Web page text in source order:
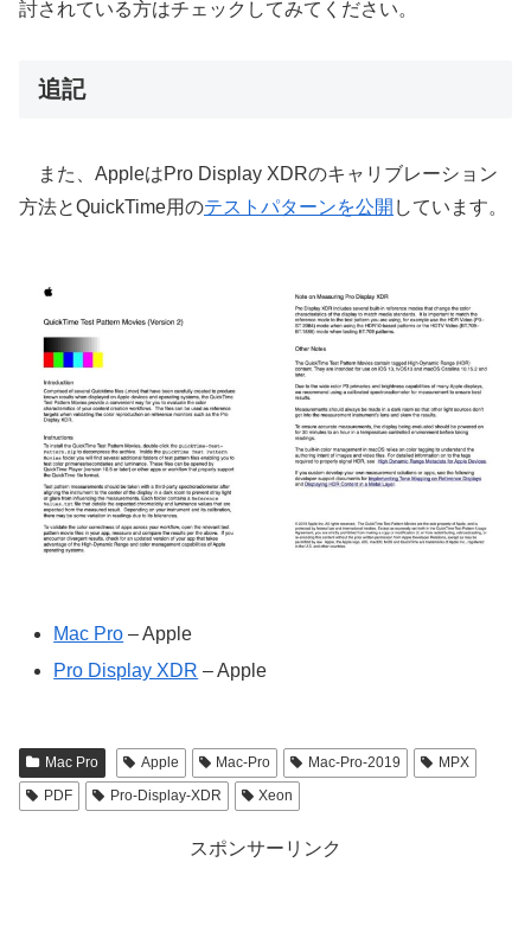
討されている方はチェックしてみてください。
追記
また、AppleはPro Display XDRのキャリブレーション
方法とQuickTime用のテストパターンを公開 しています。
Mac Pro – Apple
Pro Display XDR – Apple
Mac Pro Apple Mac-Pro Mac-Pro-2019
MPX
PDF
Pro-Display-XDR Xeon
スポンサーリンク